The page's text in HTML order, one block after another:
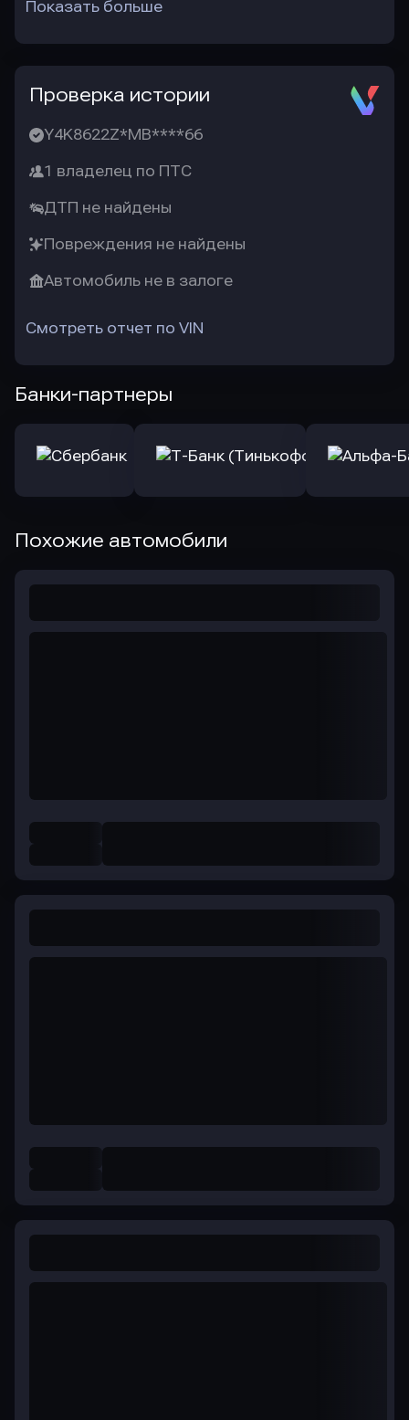
Показать больше
Проверка истории
Y4K8622Z*MB****66
1 владелец по ПТС
ДТП не найдены
Повреждения не найдены
Автомобиль не в залоге
Смотреть отчет по VIN
Банки-партнеры
Похожие автомобили